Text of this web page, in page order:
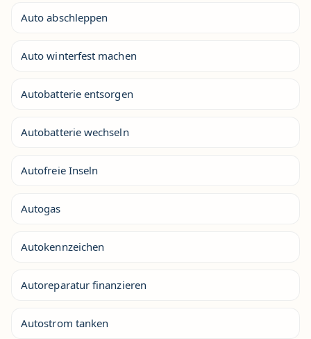
Auto abschleppen
Auto winterfest machen
Autobatterie entsorgen
Autobatterie wechseln
Autofreie Inseln
Autogas
Autokennzeichen
Autoreparatur finanzieren
Autostrom tanken